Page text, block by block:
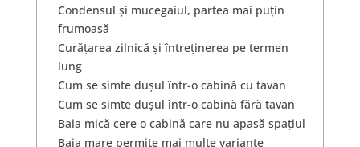
Condensul și mucegaiul, partea mai puțin
frumoasă
Curățarea zilnică și întreținerea pe termen
lung
Cum se simte dușul într-o cabină cu tavan
Cum se simte dușul într-o cabină fără tavan
Baia mică cere o cabină care nu apasă spațiul
Baia mare permite mai multe variante